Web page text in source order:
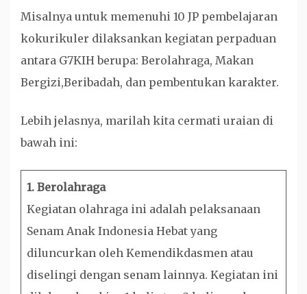
Misalnya untuk memenuhi 10 JP pembelajaran
kokurikuler dilaksankan kegiatan perpaduan
antara G7KIH berupa: Berolahraga, Makan
Bergizi,Beribadah, dan pembentukan karakter.
Lebih jelasnya, marilah kita cermati uraian di
bawah ini:
1. Berolahraga
Kegiatan olahraga ini adalah pelaksanaan
Senam Anak Indonesia Hebat yang
diluncurkan oleh Kemendikdasmen atau
diselingi dengan senam lainnya. Kegiatan ini